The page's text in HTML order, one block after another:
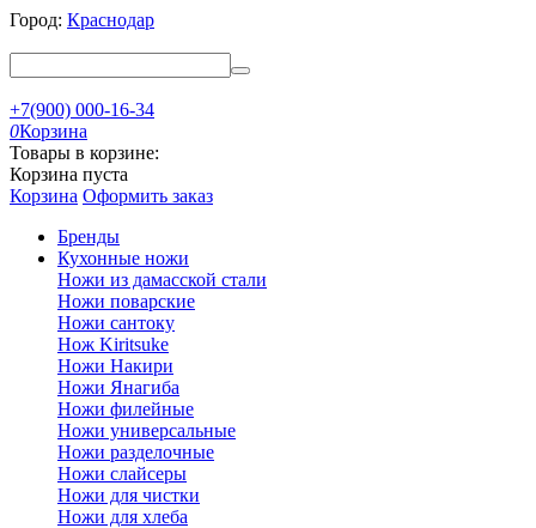
Город: Краснодар
+7(900) 000-16-34
0Корзина
Товары в корзине:
Корзина пуста
Корзина Оформить заказ
Бренды
Кухонные ножи
Ножи из дамасской стали
Ножи поварские
Ножи сантоку
Нож Kiritsuke
Ножи Накири
Ножи Янагиба
Ножи филейные
Ножи универсальные
Ножи разделочные
Ножи слайсеры
Ножи для чистки
Ножи для хлеба